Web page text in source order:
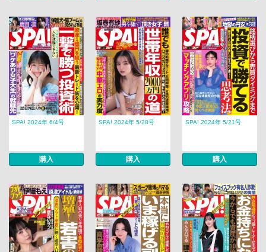
SPA! 2024年 6/4号
購入
SPA! 2024年 5/28号
購入
SPA! 2024年 5/21号
購入